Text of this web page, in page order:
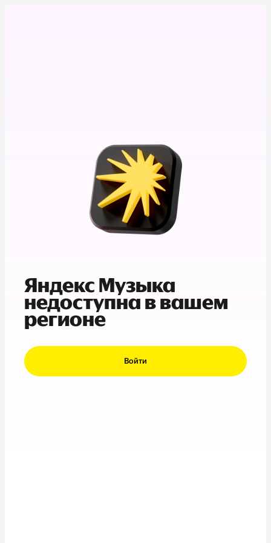
Яндекс Музыка
недоступна в вашем
регионе
Войти